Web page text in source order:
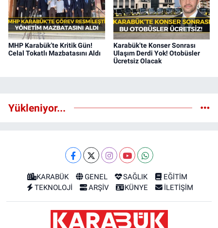
MHP Karabük’te Kritik Gün!
Celal Tokatlı Mazbatasını Aldı
Karabük’te Konser Sonrası
Ulaşım Derdi Yok! Otobüsler
Ücretsiz Olacak
Yükleniyor...
KARABÜK GENEL SAĞLIK
EĞİTİM
TEKNOLOJİ
ARŞİV KÜNYE İLETİŞİM